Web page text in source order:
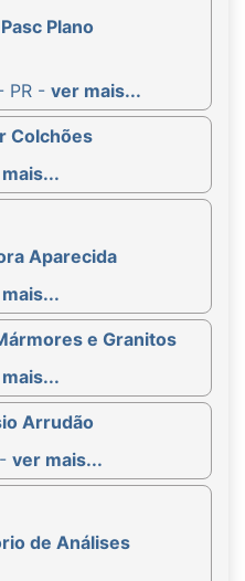
Plano
PR - ver mais...
Colchões
Aparecida
e Granitos
Arrudão
ver mais...
de Análises